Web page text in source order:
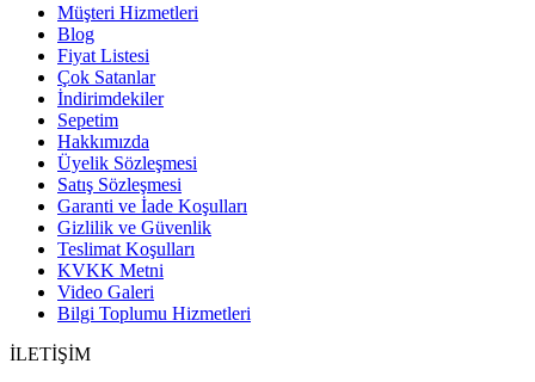
Müşteri Hizmetleri
Blog
Fiyat Listesi
Çok Satanlar
İndirimdekiler
Sepetim
Hakkımızda
Üyelik Sözleşmesi
Satış Sözleşmesi
Garanti ve İade Koşulları
Gizlilik ve Güvenlik
Teslimat Koşulları
KVKK Metni
Video Galeri
Bilgi Toplumu Hizmetleri
İLETİŞİM